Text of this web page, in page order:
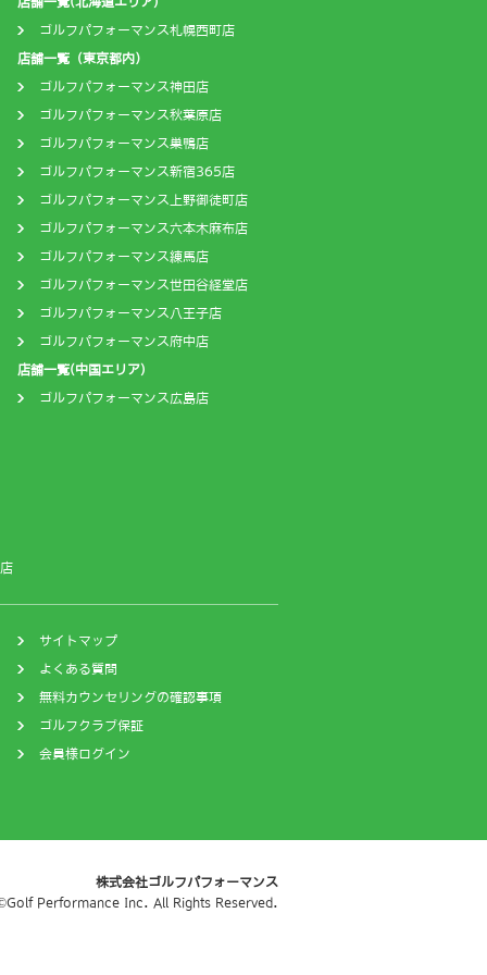
ゴルフパフォーマンス札幌西町店
店舗一覧（東京都内）
ゴルフパフォーマンス神田店
ゴルフパフォーマンス秋葉原店
ゴルフパフォーマンス巣鴨店
ゴルフパフォーマンス新宿365店
ゴルフパフォーマンス上野御徒町店
ゴルフパフォーマンス六本木麻布店
ゴルフパフォーマンス練馬店
ゴルフパフォーマンス世田谷経堂店
ゴルフパフォーマンス八王子店
ゴルフパフォーマンス府中店
店舗一覧(中国エリア)
ゴルフパフォーマンス広島店
サイトマップ
よくある質問
無料カウンセリングの確認事項
ゴルフクラブ保証
会員様ログイン
株式会社ゴルフパフォーマンス
Performance Inc. All Rights Reserved.